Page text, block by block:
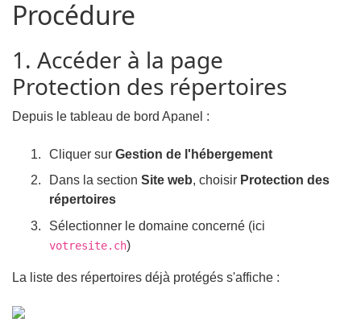
Procédure
1. Accéder à la page
Protection des répertoires
Depuis le tableau de bord Apanel :
Cliquer surGestion de l'hébergement
Dans la sectionSite web, choisir Protection des
répertoires
Sélectionner le domaine concerné (ici
votresite.ch)
La liste des répertoires déjà protégés s'affiche :